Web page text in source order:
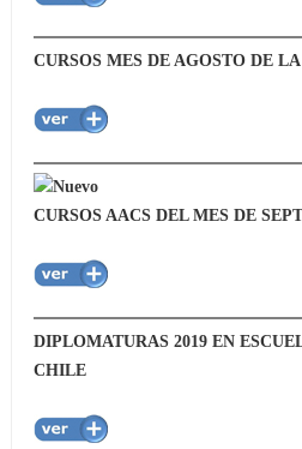
CURSOS MES DE AGOSTO DE
CURSOS AACS DEL MES DE
DIPLOMATURAS 2019 EN
CHILE